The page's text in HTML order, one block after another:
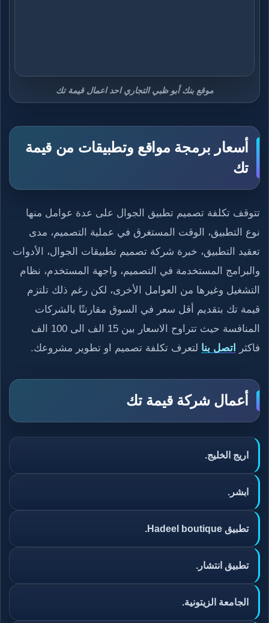
موقع بنك أبو ظبي التجاري احد اعمال قيمة تك
أسعار برمجة مواقع وتطبيقات من قيمة
تك
تتوقف تكلفة تصميم تطبيق الجوال على عدة عوامل منها
نوع التطبيق، الوقت المستغرق في عملية التصميم، مدى
تعقيد التطبيق، خبرة شركة تصميم تطبيقات الجوال، الأدوات
والبرامج المستخدمة في التصميم، واجهة المستخدم، نظام
التشغيل وغيرها من العوامل الأخرى، لكن رغم ذلك تلتزم
قيمة تك بتقديم أقل سعر في السوق مقارنتًا بالشركات
المنافسة حيث تتراوح الاسعار بين 15 الف الى 100 الف
فاكثر
اتصل بنا لتعرف تكلفة تصميم او تطوير مشروعك.
أعمال شركة قيمة تك
اريج الخليج.
ابشر.
تطبيق Hadeel boutique.
تطبيق انتشار.
الجامعة الزيتونية.